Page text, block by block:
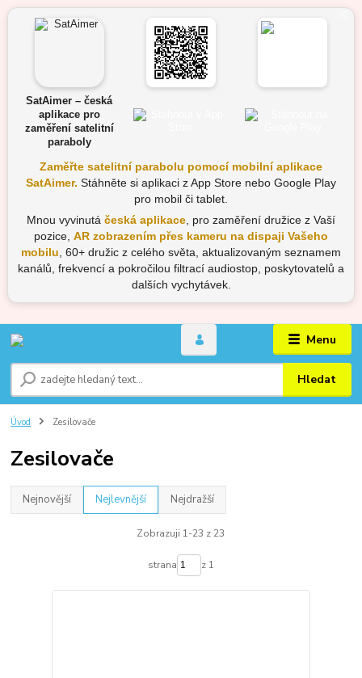
SatAimer – česká
aplikace pro
zaměření satelitní
paraboly
Zaměřte satelitní parabolu pomocí mobilní aplikace
SatAimer. Stáhněte si aplikaci z App Store nebo Google Play
pro mobil či tablet.
Mnou vyvinutá česká aplikace , pro zaměření družice z Vaší
pozice, AR zobrazením přes kameru na dispaji Vašeho
mobilu , 60+ družic z celého světa, aktualizovaným seznamem
kanálů, frekvencí a pokročilou filtrací audiostop, poskytovatelů a
dalších vychytávek.
Menu
Hledat
Úvod Zesilovače
Zesilovače
Nejnovější Nejlevnější Nejdražší
Zobrazuji 1-23 z 23
strana z 1